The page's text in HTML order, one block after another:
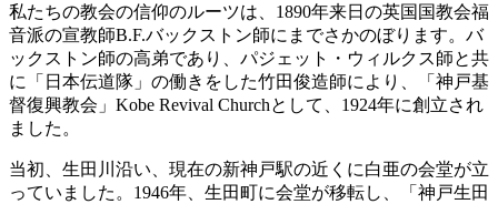
私たちの教会の信仰のルーツは、1890年来日の英国国教会福
音派の宣教師B.F.バックストン師にまでさかのぼります。バ
ックストン師の高弟であり、パジェット・ウィルクス師と共
に「日本伝道隊」の働きをした竹田俊造師により、「神戸基
督復興教会」Kobe Revival Churchとして、1924年に創立され
ました。
当初、生田川沿い、現在の新神戸駅の近くに白亜の会堂が立
っていました。1946年、生田町に会堂が移転し、「神戸生田